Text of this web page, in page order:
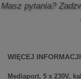
Masz pytania?
WIĘCEJ INFORMACJI
Mediaport, 5 x 230V,